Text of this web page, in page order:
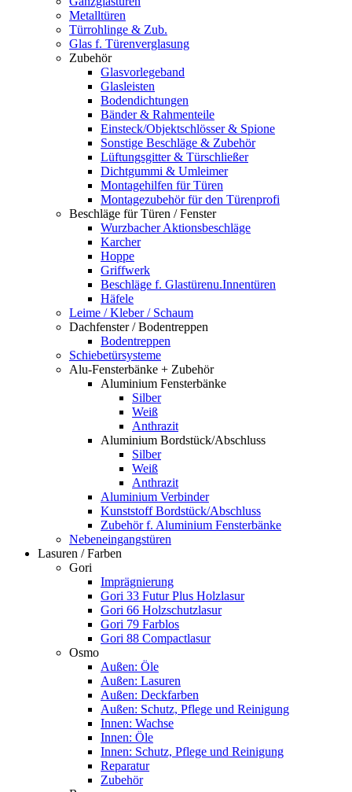
Metalltüren
Türrohlinge & Zub.
Glas f. Türenverglasung
Zubehör
Glasvorlegeband
Glasleisten
Bodendichtungen
Bänder & Rahmenteile
Einsteck/Objektschlösser & Spione
Sonstige Beschläge & Zubehör
Lüftungsgitter & Türschließer
Dichtgummi & Umleimer
Montagehilfen für Türen
Montagezubehör für den Türenprofi
Beschläge für Türen / Fenster
Wurzbacher Aktionsbeschläge
Karcher
Hoppe
Griffwerk
Beschläge f. Glastürenu.Innentüren
Häfele
Leime / Kleber / Schaum
Dachfenster / Bodentreppen
Bodentreppen
Schiebetürsysteme
Alu-Fensterbänke + Zubehör
Aluminium Fensterbänke
Silber
Weiß
Anthrazit
Aluminium Bordstück/Abschluss
Silber
Weiß
Anthrazit
Aluminium Verbinder
Kunststoff Bordstück/Abschluss
Zubehör f. Aluminium Fensterbänke
Nebeneingangstüren
Lasuren / Farben
Gori
Imprägnierung
Gori 33 Futur Plus Holzlasur
Gori 66 Holzschutzlasur
Gori 79 Farblos
Gori 88 Compactlasur
Osmo
Außen: Öle
Außen: Lasuren
Außen: Deckfarben
Außen: Schutz, Pflege und Reinigung
Innen: Wachse
Innen: Öle
Innen: Schutz, Pflege und Reinigung
Reparatur
Zubehör